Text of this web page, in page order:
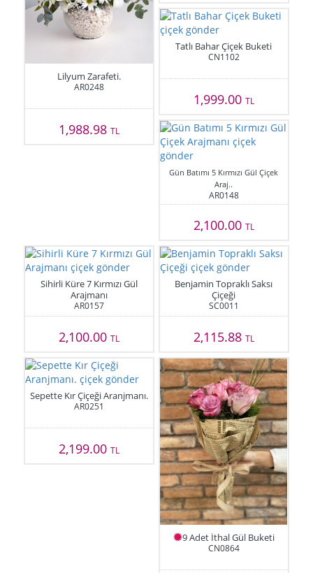
Lilyum Zarafeti.
AR0248
1,988.98TL
Tatlı Bahar Çiçek Buketi
CN1102
1,999.00 TL
Gün Batımı 5 Kırmızı Gül Çiçek
Araj..
AR0148
2,100.00 TL
Sihirli Küre 7 Kırmızı Gül
Arajmanı
AR0157
2,100.00TL
Benjamin Topraklı Saksı
Çiçeği
SC0011
2,115.88 TL
Sepette Kır Çiçeği Aranjmanı.
AR0251
2,199.00TL
9 Adet İthal Gül Buketi
CN0864